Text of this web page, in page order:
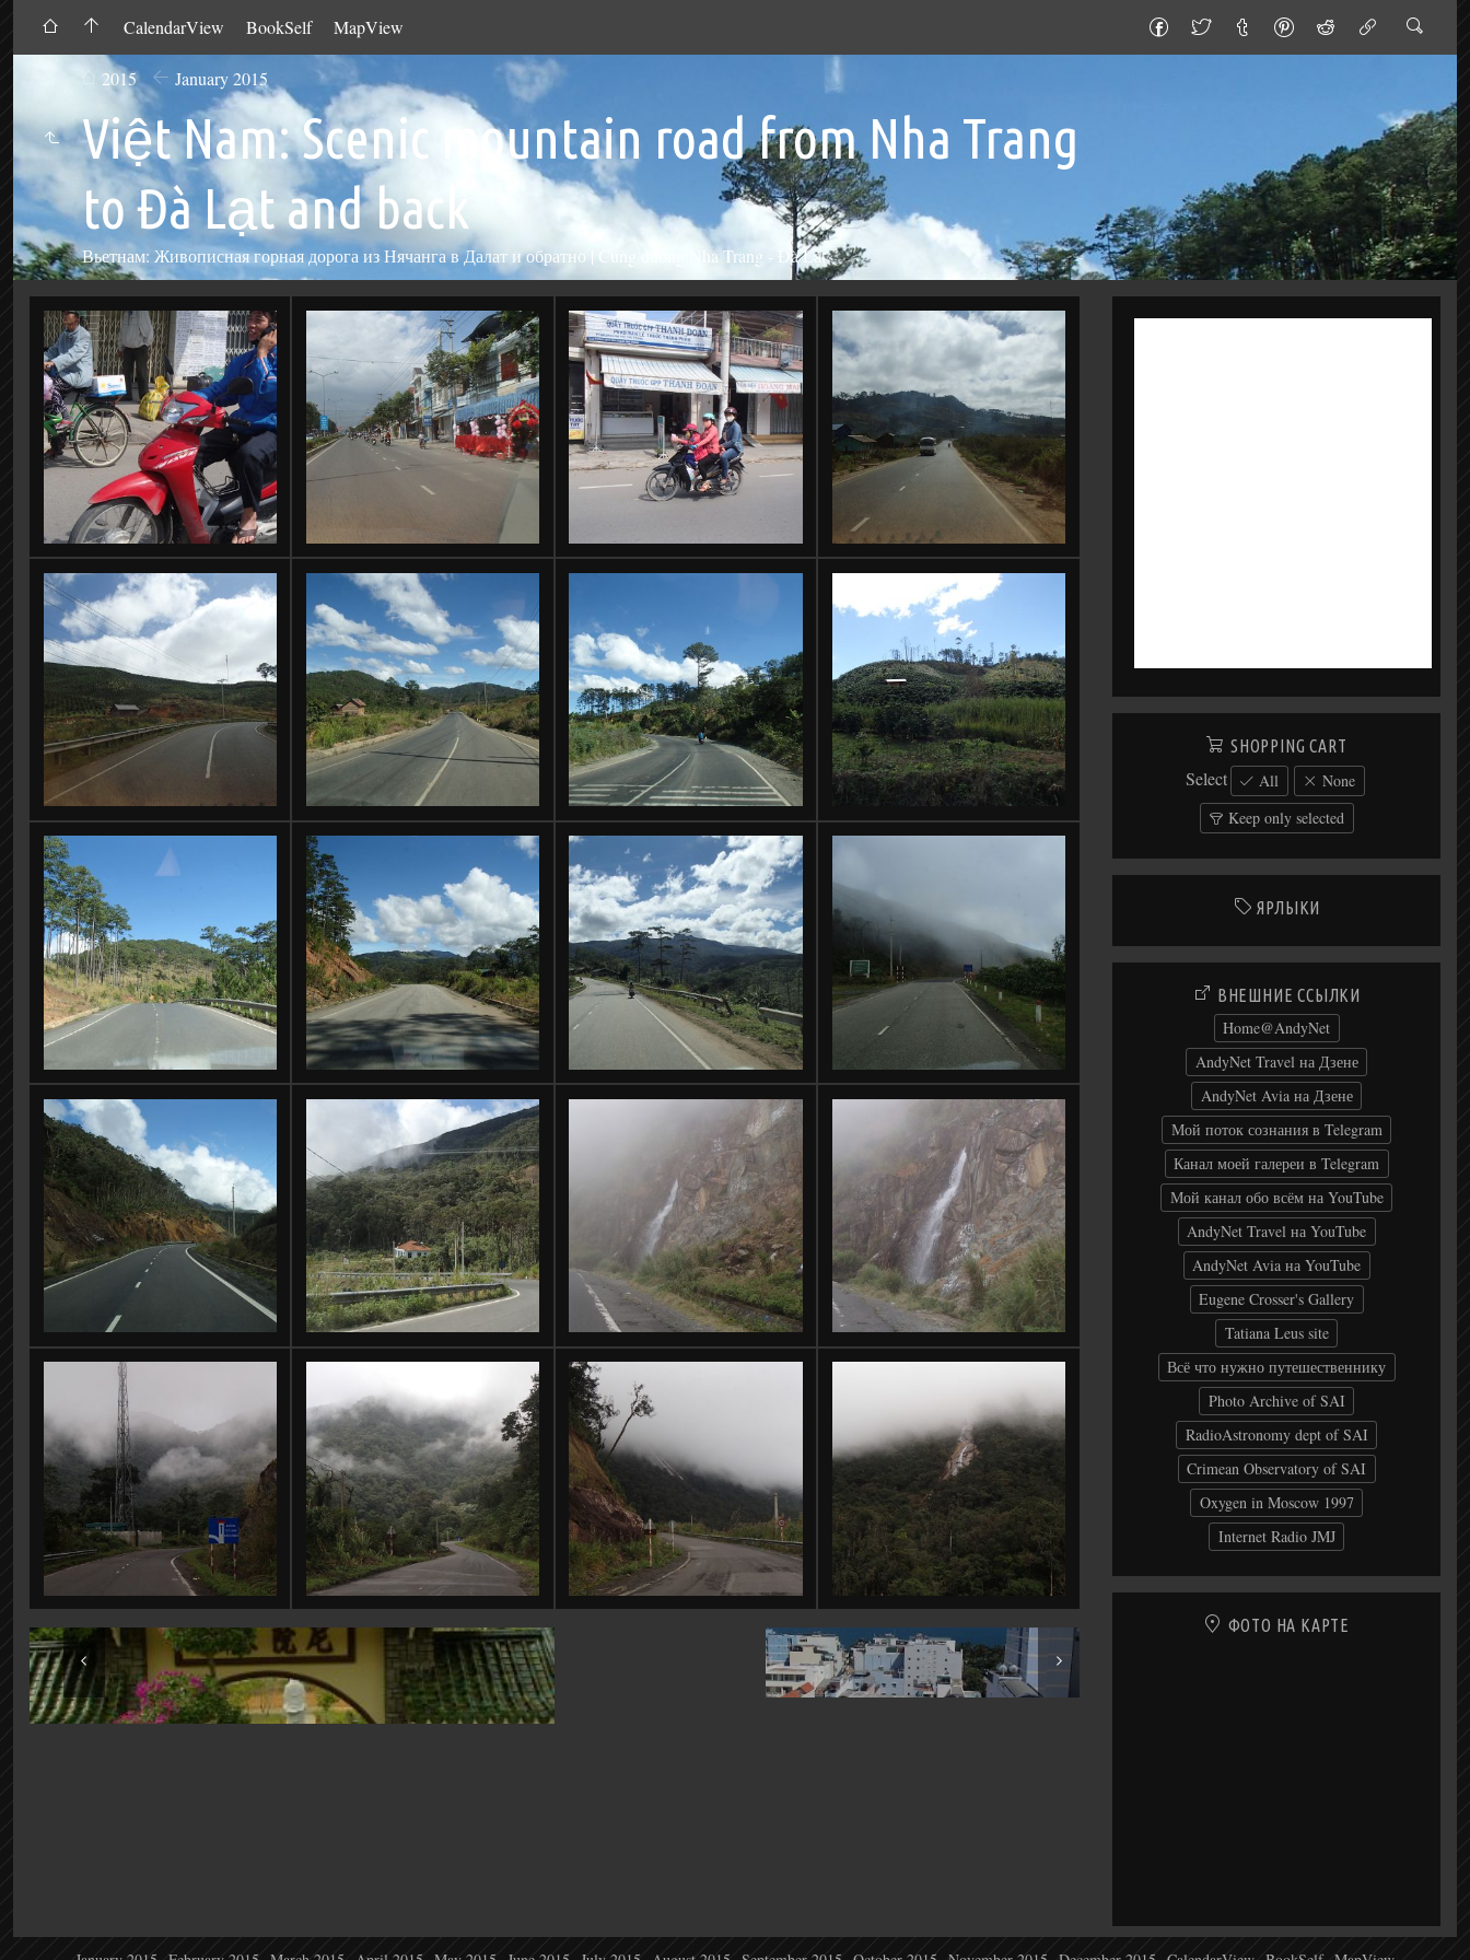
CalendarView BookSelf MapView
2015 January 2015
Việt Nam: Scenic mountain road from Nha Trang
to Đà Lạt and back
Вьетнам: Живописная горная дорога из Нячанга в Далат и обратно | Cung đường Nha Trang - Đà Lạt
Add
to
Cart
Việt Nam: Lâm Đồng: Đức Trọng: Chùa Ni Viện Nguyên
Không
Việt Nam: Khánh Hòa: Nha Trang
SHOPPING CART
Select All
None
Keep only selected
ЯРЛЫКИ
ВНЕШНИЕ ССЫЛКИ
Home@AndyNet
AndyNet Travel на Дзене
AndyNet Avia на Дзене
Мой поток сознания в Telegram
Канал моей галереи в Telegram
Мой канал обо всём на YouTube
AndyNet Travel на YouTube
AndyNet Avia на YouTube
Eugene Crosser's Gallery
Tatiana Leus site
Всё что нужно путешественнику
Photo Archive of SAI
RadioAstronomy dept of SAI
Crimean Observatory of SAI
Oxygen in Moscow 1997
Internet Radio JMJ
ФОТО НА КАРТЕ